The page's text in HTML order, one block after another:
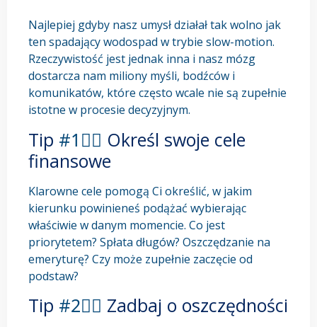
Najlepiej gdyby nasz umysł działał tak wolno jak
ten spadający wodospad w trybie slow-motion.
Rzeczywistość jest jednak inna i nasz mózg
dostarcza nam miliony myśli, bodźców i
komunikatów, które często wcale nie są zupełnie
istotne w procesie decyzyjnym.
Tip #1⃣▶ Określ swoje cele
finansowe
Klarowne cele pomogą Ci określić, w jakim
kierunku powinieneś podążać wybierając
właściwie w danym momencie. Co jest
priorytetem? Spłata długów? Oszczędzanie na
emeryturę? Czy może zupełnie zaczęcie od
podstaw?
Tip #2⃣▶ Zadbaj o oszczędności